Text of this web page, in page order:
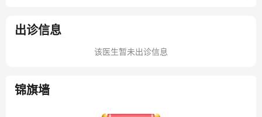
出诊信息
该医生暂未出诊信息
锦旗墙